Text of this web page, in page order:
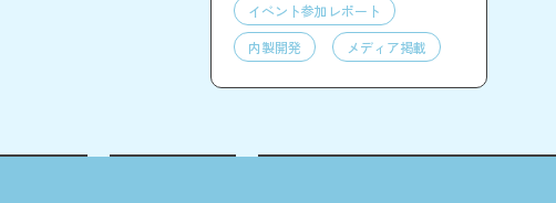
イベント参加レポート
内製開発
メディア掲載